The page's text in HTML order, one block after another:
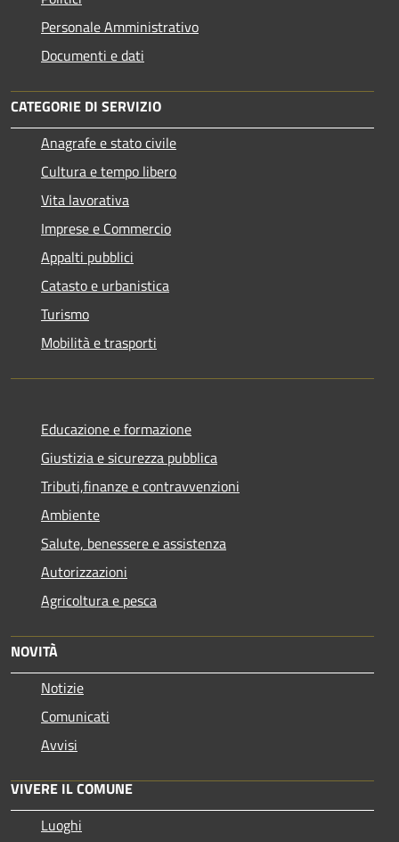
Personale Amministrativo
Documenti e dati
CATEGORIE DI SERVIZIO
Anagrafe e stato civile
Cultura e tempo libero
Vita lavorativa
Imprese e Commercio
Appalti pubblici
Catasto e urbanistica
Turismo
Mobilità e trasporti
Educazione e formazione
Giustizia e sicurezza pubblica
Tributi,finanze e contravvenzioni
Ambiente
Salute, benessere e assistenza
Autorizzazioni
Agricoltura e pesca
NOVITÀ
Notizie
Comunicati
Avvisi
VIVERE IL COMUNE
Luoghi